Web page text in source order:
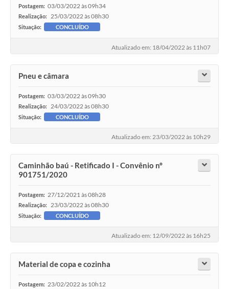
Postagem: 03/03/2022 às 09h34
Realização: 25/03/2022 às 08h30
Situação: CONCLUÍDO
Atualizado em: 18/04/2022 às 11h07
Pneu e câmara
Postagem: 03/03/2022 às 09h30
Realização: 24/03/2022 às 08h30
Situação: CONCLUÍDO
Atualizado em: 23/03/2022 às 10h29
Caminhão baú - Retificado I - Convênio nº
901751/2020
Postagem: 27/12/2021 às 08h28
Realização: 23/03/2022 às 08h30
Situação: CONCLUÍDO
Atualizado em: 12/09/2022 às 16h25
Material de copa e cozinha
Postagem: 23/02/2022 às 10h12